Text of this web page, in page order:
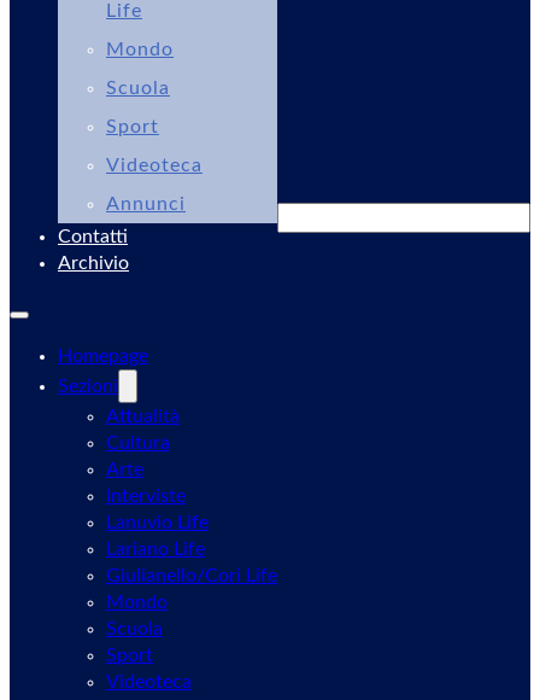
Life
Mondo
Scuola
Sport
Videoteca
Annunci
Contatti
Archivio
Homepage
Sezioni
Attualità
Cultura
Arte
Interviste
Lanuvio Life
Lariano Life
Giulianello/Cori Life
Mondo
Scuola
Sport
Videoteca